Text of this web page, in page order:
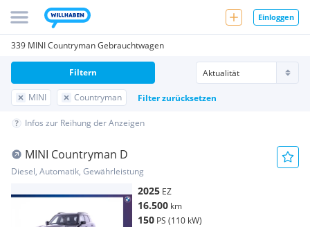
Einloggen
339 MINI Countryman Gebrauchtwagen
MINI Countryman Filter zurücksetzen
Filtern
Infos zur Reihung der Anzeigen
MINI Countryman D
Diesel, Automatik, Gewährleistung
2025 EZ
16.500 km
150 PS (110 kW)